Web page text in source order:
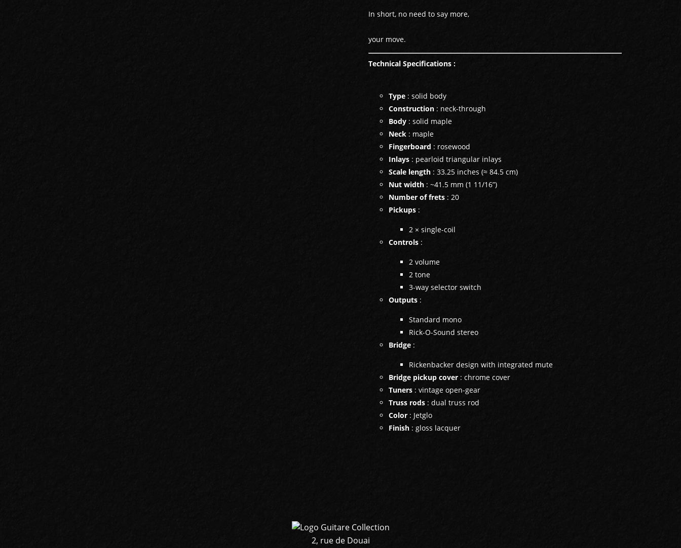
In short, no need to say more,
your move.
Technical Specifications :
Type : solid body
Construction : neck-through
Body : solid maple
Neck : maple
Fingerboard : rosewood
Inlays : pearloid triangular inlays
Scale length : 33.25 inches (≈ 84.5 cm)
Nut width : ~41.5 mm (1 11/16”)
Number of frets : 20
Pickups :
2 × single-coil
Controls :
2 volume
2 tone
3-way selector switch
Outputs :
Standard mono
Rick-O-Sound stereo
Bridge :
Rickenbacker design with integrated mute
Bridge pickup cover : chrome cover
Tuners : vintage open-gear
Truss rods : dual truss rod
Color : Jetglo
Finish : gloss lacquer
2, rue de Douai